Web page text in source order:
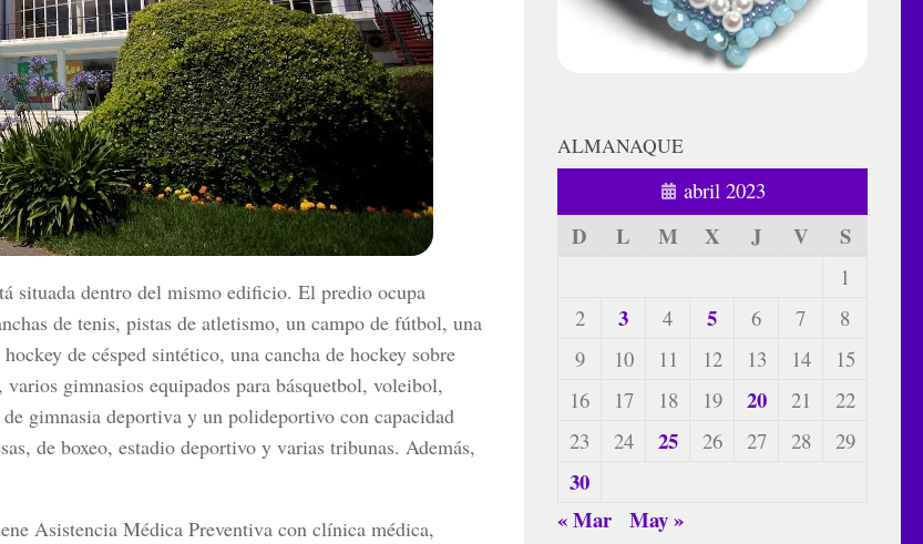
situada dentro del mismo edificio. El predio ocupa
de tenis, pistas de atletismo, un campo de fútbol, una
de césped sintético, una cancha de hockey sobre
gimnasios equipados para básquetbol, voleibol,
gimnasia deportiva y un polideportivo con capacidad
de boxeo, estadio deportivo y varias tribunas. Además,
Asistencia Médica Preventiva con clínica médica,
ALMANAQUE
abril 2023
D L M X J V S
1
2
3 4 5 6 7
8
9
10 11 12 13 14
15
16
17 18 19 20 21
22
23
24 25 26 27 28 29
30
« Mar May »